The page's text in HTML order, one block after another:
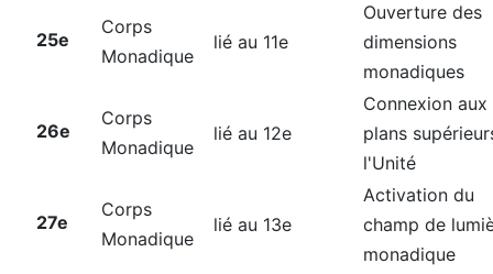
25e
Corps
Monadique
lié au 11e
Ouverture des
dimensions
monadiques
26e
Corps
Monadique
lié au 12e
Connexion aux
plans
l'Unité
27e
Corps
Monadique
lié au 13e
Activation du
champ de
monadique